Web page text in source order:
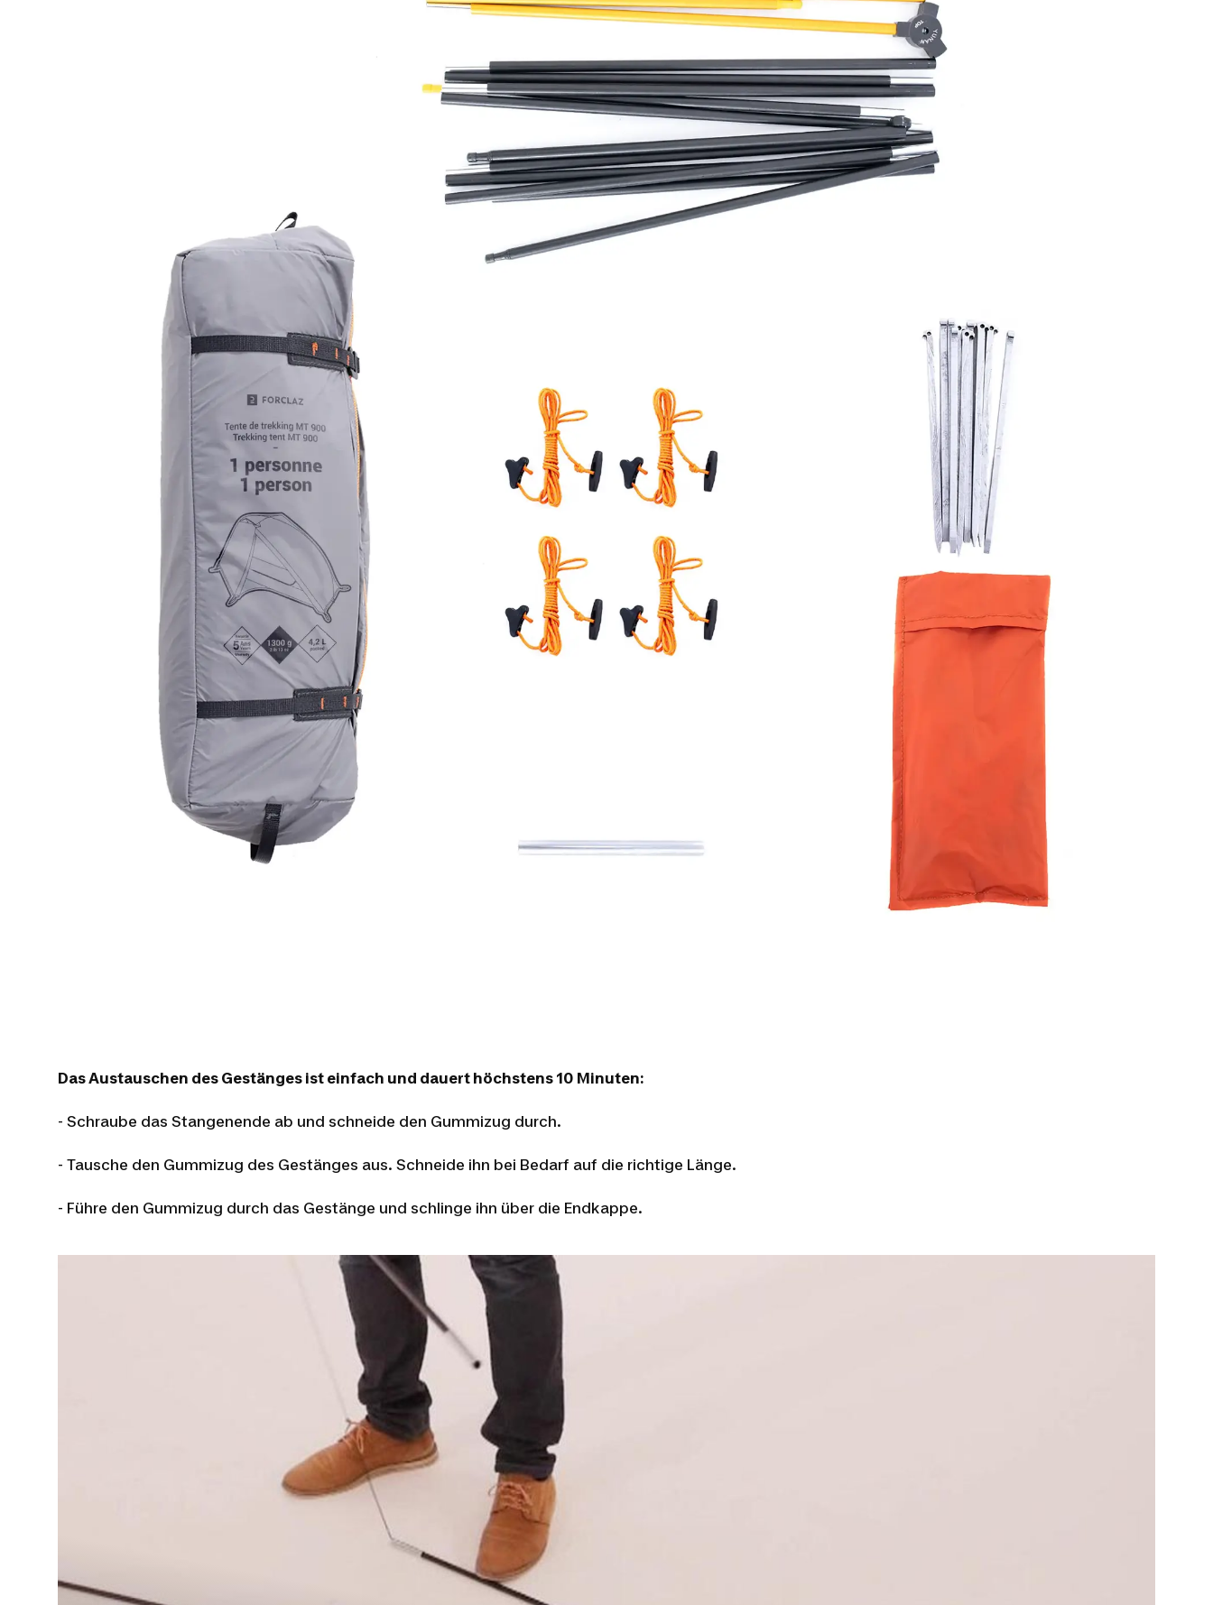
Das Austauschen des Gestänges ist einfach und dauert höchstens 10 Minuten:
- Schraube das Stangenende ab und schneide den Gummizug durch.
- Tausche den Gummizug des Gestänges aus. Schneide ihn bei Bedarf auf die richtige Länge.
- Führe den Gummizug durch das Gestänge und schlinge ihn über die Endkappe.